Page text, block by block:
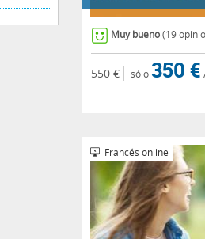
Muy bueno (19
550 € sólo350 €
Francés online